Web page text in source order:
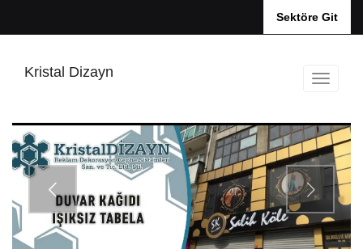
Sektöre Git
Kristal Dizayn